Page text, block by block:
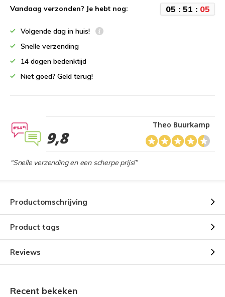
Vandaag verzonden? Je hebt nog: 05 : 51 : 04
Volgende dag in huis!
Snelle verzending
14 dagen bedenktijd
Niet goed? Geld terug!
9,8
Theo Buurkamp
“Snelle verzending en een scherpe prijs!”
Productomschrijving
Product tags
Reviews
Recent bekeken